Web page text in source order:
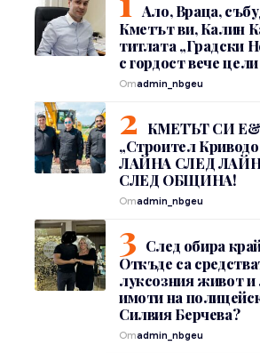
Ало, Враца,
Кметът ви, Калин
титлата „Градски
с гордост вече
Отadmin_nbgeu
КМЕТЪТ СИ
„Строител
ЛАЙНА СЛЕД
СЛЕД ОБЩИНА!
Отadmin_nbgeu
След обира
Откъде са
луксозния живот и
имоти на
Силвия Берчева?
Отadmin_nbgeu